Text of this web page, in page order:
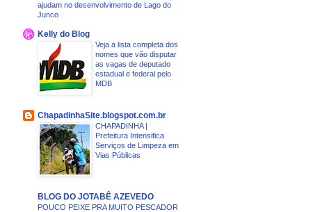
ajudam no desenvolvimento de Lago do
Junco
Kelly do Blog
Veja a lista completa dos
nomes que vão disputar
as vagas de deputado
estadual e federal pelo
MDB
ChapadinhaSite.blogspot.com.br
CHAPADINHA |
Prefeitura Intensifica
Serviços de Limpeza em
Vias Públicas
BLOG DO JOTABÊ AZEVEDO
POUCO PEIXE PRA MUITO PESCADOR